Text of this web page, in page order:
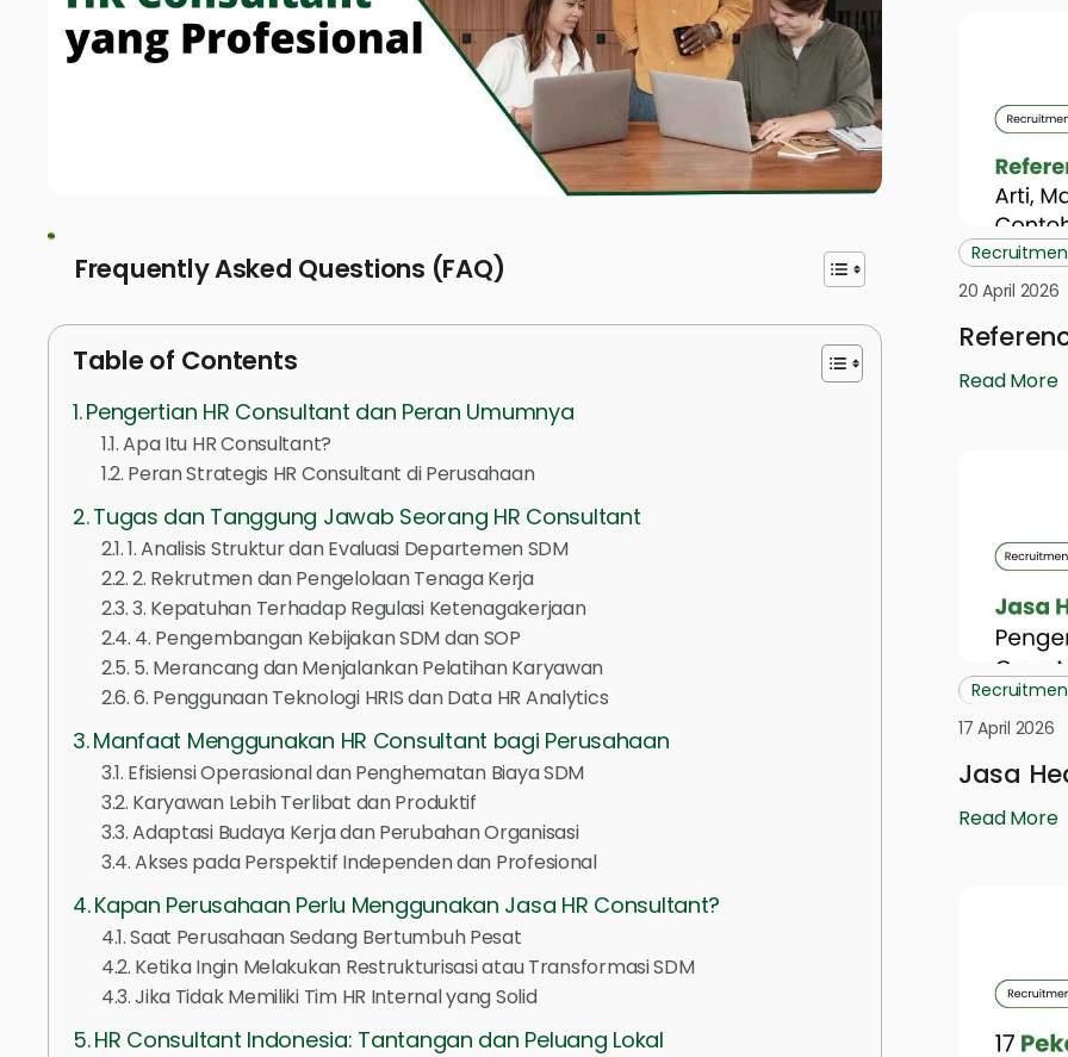
Frequently Asked Questions (FAQ)
Table of Contents
Pengertian HR Consultant dan Peran Umumnya
Apa Itu HR Consultant?
Peran Strategis HR Consultant di Perusahaan
Tugas dan Tanggung Jawab Seorang HR Consultant
1. Analisis Struktur dan Evaluasi Departemen SDM
2. Rekrutmen dan Pengelolaan Tenaga Kerja
3. Kepatuhan Terhadap Regulasi Ketenagakerjaan
4. Pengembangan Kebijakan SDM dan SOP
5. Merancang dan Menjalankan Pelatihan Karyawan
6. Penggunaan Teknologi HRIS dan Data HR Analytics
Manfaat Menggunakan HR Consultant bagi Perusahaan
Efisiensi Operasional dan Penghematan Biaya SDM
Karyawan Lebih Terlibat dan Produktif
Adaptasi Budaya Kerja dan Perubahan Organisasi
Akses pada Perspektif Independen dan Profesional
Kapan Perusahaan Perlu Menggunakan Jasa HR Consultant?
Saat Perusahaan Sedang Bertumbuh Pesat
Ketika Ingin Melakukan Restrukturisasi atau Transformasi SDM
Jika Tidak Memiliki Tim HR Internal yang Solid
HR Consultant Indonesia: Tantangan dan Peluang Lokal
20 April 2026
Read More
17 April 2026
Jasa
Read More